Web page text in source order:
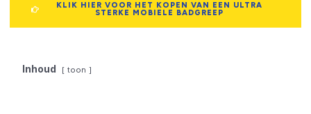
KLIK HIER VOOR HET KOPEN VAN EEN ULTRA
STERKE MOBIELE BADGREEP
Inhoud toon